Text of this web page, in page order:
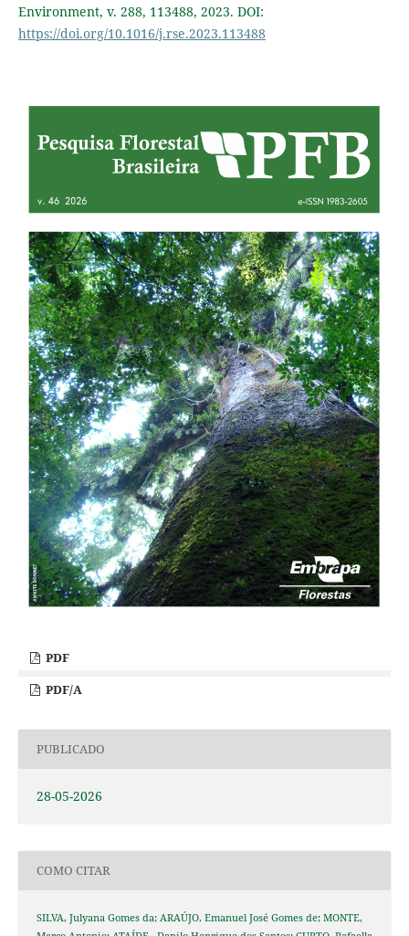
Environment, v. 288, 113488, 2023. DOI:
https://doi.org/10.1016/j.rse.2023.113488
PDF
PDF/A
PUBLICADO
28-05-2026
COMO CITAR
SILVA, Julyana Gomes da; ARAÚJO, Emanuel José Gomes de; MONTE,